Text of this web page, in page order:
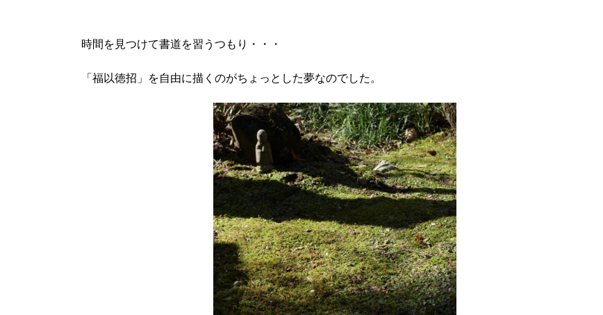
時間を見つけて書道を習うつもり・・・
「福以徳招」を自由に描くのがちょっとした夢なのでした。